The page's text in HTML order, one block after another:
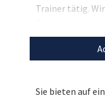
Trainer tätig.
Rarität
dem virtuellen
Bayern-Trikot
Sie bieten auf